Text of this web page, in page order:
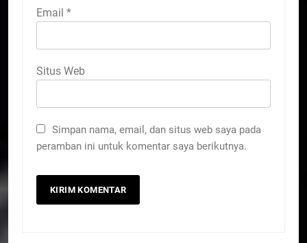
Email *
Situs Web
Simpan nama, email, dan situs web saya pada
peramban ini untuk komentar saya berikutnya.